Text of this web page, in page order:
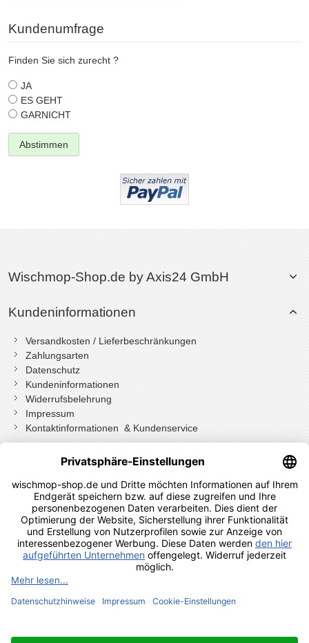
Kundenumfrage
Finden Sie sich zurecht ?
JA
ES GEHT
GARNICHT
Abstimmen
Wischmop-Shop.de by Axis24 GmbH
Kundeninformationen
Versandkosten / Lieferbeschränkungen
Zahlungsarten
Datenschutz
Kundeninformationen
Widerrufsbelehrung
Impressum
Kontaktinformationen & Kundenservice
Wenn Sie mit Kundenkonto bestellt haben, können Sie sich
einloggen
und bei der Bestellung in Ihrem Konto den Widerrufen Button
drücken.
Wenn Sie als Gast bestellt haben klicken Sie auf diesen Button.
Shopauskunft Kundenbewertungen